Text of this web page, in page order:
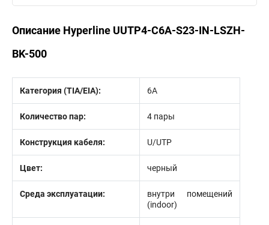
Описание Hyperline UUTP4-C6A-S23-IN-LSZH-
BK-500
Категория (TIA/EIA): 6A
Количество пар: 4 пары
Конструкция кабеля: U/UTP
Цвет: черный
Среда эксплуатации:
внутри помещений
(indoor)